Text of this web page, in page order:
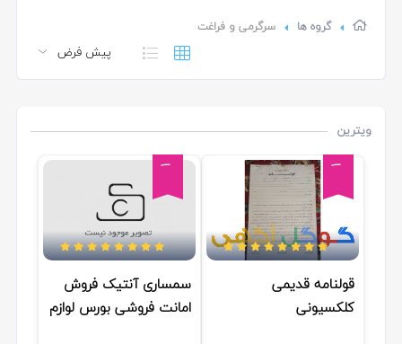
کلکسیون و سرگرمی
اسباب بازی
تور و چارتر
گروه ها سرگرمی و فراغت
ویترین
1
قولنامه قدیمی
کلکسیونی
1
سمساری آنتیک فروش
امانت فروشی بورس لوازم